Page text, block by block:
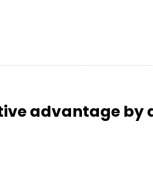
advantage